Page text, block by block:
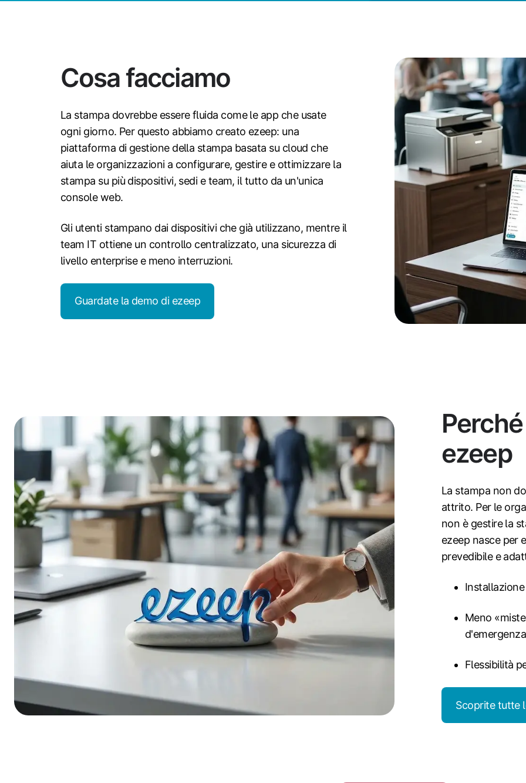
Cosa facciamo
La stampa dovrebbe essere fluida come le app che usate
ogni giorno. Per questo abbiamo creato ezeep: una
piattaforma di gestione della stampa basata su cloud che
aiuta le organizzazioni a configurare, gestire e ottimizzare la
stampa su più dispositivi, sedi e team, il tutto da un'unica
console web.
Gli utenti stampano dai dispositivi che già utilizzano, mentre il
team IT ottiene un controllo centralizzato, una sicurezza di
livello enterprise e meno interruzioni.
Guardate la demo di ezeep
ezeep
La stampa non
attrito. Per le
non è gestire la
ezeep nasce per
prevedibile e
Meno
d'emergenza
Flessibilità
Scoprite tutte